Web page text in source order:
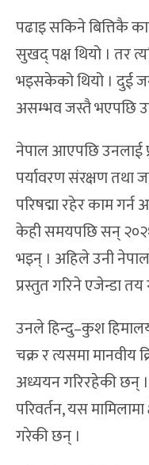
पढाइ सकिने बित्तिकै
सुखद् पक्ष थियो । तर
भइसकेको थियो । दुई
असम्भव जस्तै भएपछि
नेपाल आएपछि उनलाई
पर्यावरण संरक्षण तथा
परिषद्मा रहेर काम
केही समयपछि सन्
भइन् । अहिले उनी
प्रस्तुत गरिने एजेन्डा तय
उनले हिन्दु–कुश हिमालय
चक्र र त्यसमा मानवीय
अध्ययन गरिरहेकी छन्
परिवर्तन, यस
गरेकी छन् ।